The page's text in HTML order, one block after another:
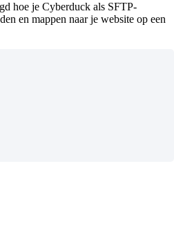
hoe je Cyberduck als SFTP-
en mappen naar je website op een